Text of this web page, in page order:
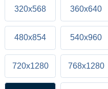
320x568 360x640
480x854 540x960
720x1280 768x1280